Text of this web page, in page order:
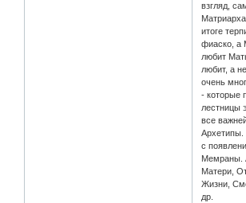
взгляд,
итоге
фиаско, а
любит
любит, а
очень
- которые
лестницы
все
Архетипы.
с
Мемраны.
Матери,
Жизни,
др.